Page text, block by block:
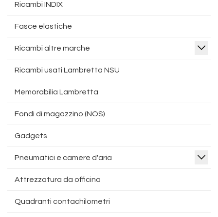
Ricambi INDIX
Fasce elastiche
Ricambi altre marche
Ricambi usati Lambretta NSU
Memorabilia Lambretta
Fondi di magazzino (NOS)
Gadgets
Pneumatici e camere d'aria
Attrezzatura da officina
Quadranti contachilometri